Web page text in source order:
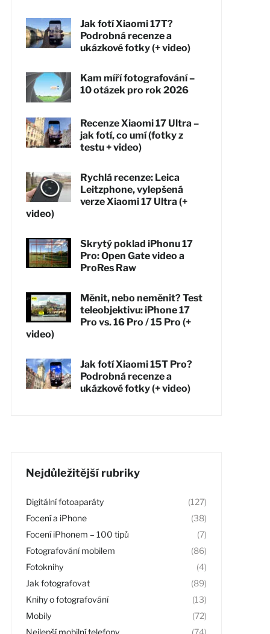
Jak fotí Xiaomi 17T?
Podrobná recenze a
ukázkové fotky (+ video)
Kam míří fotografování –
10 otázek pro rok 2026
Recenze Xiaomi 17 Ultra –
jak fotí, co umí (fotky z
testu + video)
Rychlá recenze: Leica
Leitzphone, vylepšená
verze Xiaomi 17 Ultra (+
video)
Skrytý poklad iPhonu 17
Pro: Open Gate video a
ProRes Raw
Měnit, nebo neměnit? Test
teleobjektivu: iPhone 17
Pro vs. 16 Pro / 15 Pro (+
video)
Jak fotí Xiaomi 15T Pro?
Podrobná recenze a
ukázkové fotky (+ video)
Nejdůležitější rubriky
Digitální fotoaparáty
(127)
Focení a iPhone
(38)
Focení iPhonem – 100 tipů
(7)
Fotografování mobilem
(86)
Fotoknihy
(4)
Jak fotografovat
(89)
Knihy o fotografování
(13)
Mobily
(72)
Nejlepší mobilní telefony
(74)